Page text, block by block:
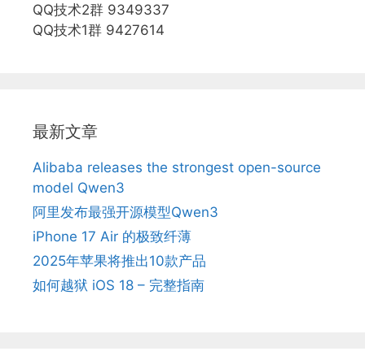
QQ技术2群 9349337
QQ技术1群 9427614
最新文章
Alibaba releases the strongest open-source
model Qwen3
阿里发布最强开源模型Qwen3
iPhone 17 Air 的极致纤薄
2025年苹果将推出10款产品
如何越狱 iOS 18 – 完整指南